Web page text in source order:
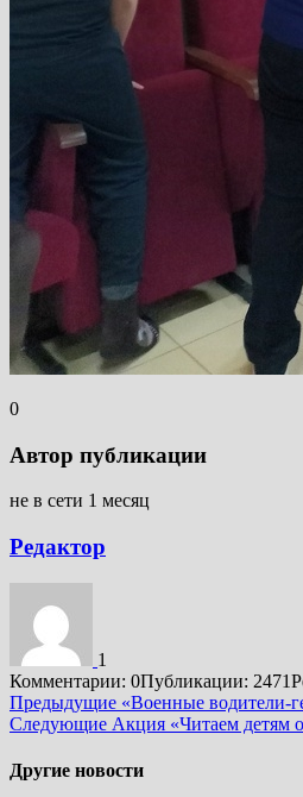
0
Автор публикации
не в сети 1 месяц
Редактор
1
Комментарии: 0Публикации: 2471
Подробнее
Предыдущие «Военные водители-
Следующие Акция «Читаем детям
Другие новости